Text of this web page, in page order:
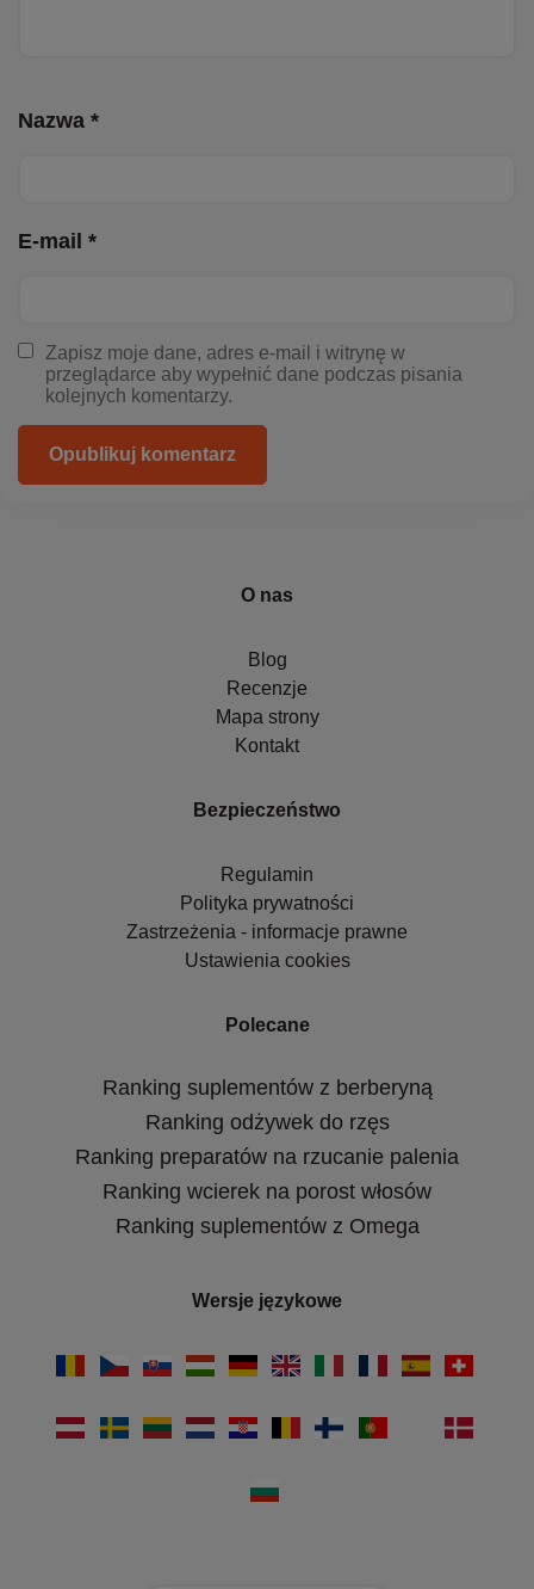
Nazwa *
E-mail *
Zapisz moje dane, adres e-mail i witrynę w
przeglądarce aby wypełnić dane podczas pisania
kolejnych komentarzy.
Opublikuj komentarz
O nas
Blog
Recenzje
Mapa strony
Kontakt
Bezpieczeństwo
Regulamin
Polityka prywatności
Zastrzeżenia - informacje prawne
Ustawienia cookies
Polecane
Ranking suplementów z berberyną
Ranking odżywek do rzęs
Ranking preparatów na rzucanie palenia
Ranking wcierek na porost włosów
Ranking suplementów z Omega
Wersje językowe